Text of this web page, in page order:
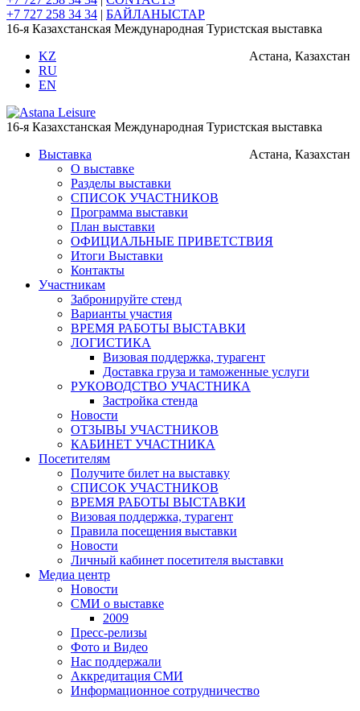
+7 727 258 34 34 | БАЙЛАНЫСТАР
16-я Казахстанская Международная Туристская выставка
Астана, Казахстан
KZ
RU
EN
16-я Казахстанская Международная Туристская выставка
Астана, Казахстан
Выставка
О выставке
Разделы выставки
СПИСОК УЧАСТНИКОВ
Программа выставки
План выставки
ОФИЦИАЛЬНЫЕ ПРИВЕТСТВИЯ
Итоги Выставки
Контакты
Участникам
Забронируйте стенд
Варианты участия
ВРЕМЯ РАБОТЫ ВЫСТАВКИ
ЛОГИСТИКА
Визовая поддержка, турагент
Доставка груза и таможенные услуги
РУКОВОДСТВО УЧАСТНИКА
Застройка стенда
Новости
ОТЗЫВЫ УЧАСТНИКОВ
КАБИНЕТ УЧАСТНИКА
Посетителям
Получите билет на выставку
СПИСОК УЧАСТНИКОВ
ВРЕМЯ РАБОТЫ ВЫСТАВКИ
Визовая поддержка, турагент
Правила посещения выставки
Новости
Личный кабинет посетителя выставки
Медиа центр
Новости
СМИ о выставке
2009
Пресс-релизы
Фото и Видео
Нас поддержали
Аккредитация СМИ
Информационное сотрудничество